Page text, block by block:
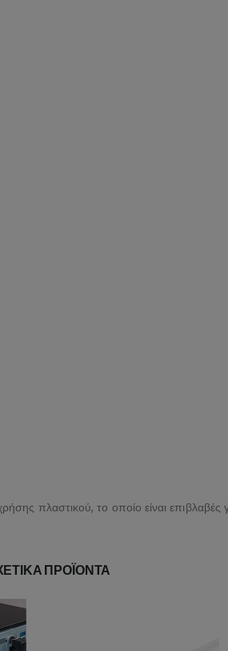
πλαστικού, το οποίο είναι επιβλαβές
ΠΡΟΪΌΝΤΑ